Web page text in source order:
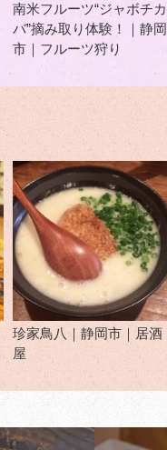
南米フルーツ“ジャボチカ
バ”摘み取り体験！｜静岡
市｜フルーツ狩り
珍家鳥八｜静岡市｜居酒
屋